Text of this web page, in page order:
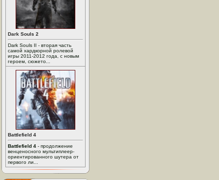
Dark Souls 2
Dark Souls II - вторая часть
самой хардкорной ролевой
игры 2011-2012 года, с новым
героем, сюжето...
Battlefield 4
Battlefield 4 - продолжение
венценосного мультиплеер-
ориентированного шутера от
первого ли...